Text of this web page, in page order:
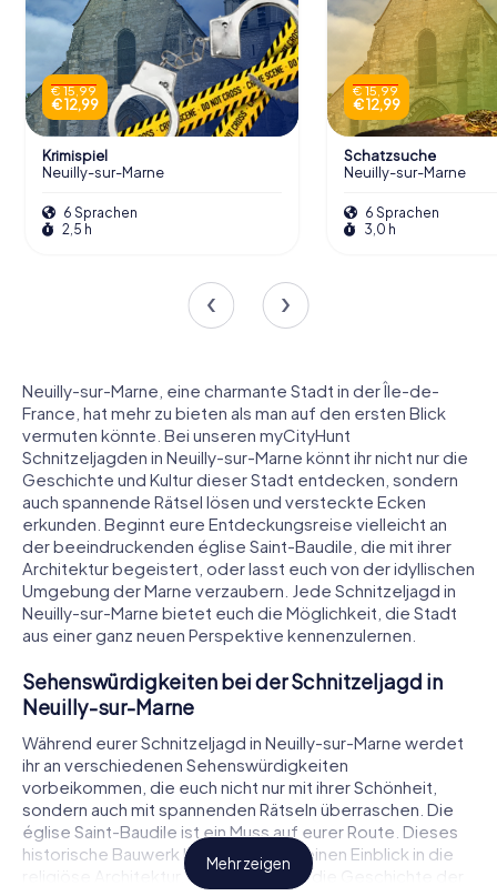
€ 15,99
€ 12,99
Krimispiel
Neuilly-sur-Marne
6 Sprachen
2,5 h
€ 15,99
€ 12,99
Schatzsuche
Neuilly-sur-Marne
6 Sprachen
3,0 h
Neuilly-sur-Marne, eine charmante Stadt in der Île-de-
France, hat mehr zu bieten als man auf den ersten Blick
vermuten könnte. Bei unseren myCityHunt
Schnitzeljagden in Neuilly-sur-Marne könnt ihr nicht nur die
Geschichte und Kultur dieser Stadt entdecken, sondern
auch spannende Rätsel lösen und versteckte Ecken
erkunden. Beginnt eure Entdeckungsreise vielleicht an
der beeindruckenden église Saint-Baudile, die mit ihrer
Architektur begeistert, oder lasst euch von der idyllischen
Umgebung der Marne verzaubern. Jede Schnitzeljagd in
Neuilly-sur-Marne bietet euch die Möglichkeit, die Stadt
aus einer ganz neuen Perspektive kennenzulernen.
Sehenswürdigkeiten bei der Schnitzeljagd in
Neuilly-sur-Marne
Während eurer Schnitzeljagd in Neuilly-sur-Marne werdet
ihr an verschiedenen Sehenswürdigkeiten
vorbeikommen, die euch nicht nur mit ihrer Schönheit,
sondern auch mit spannenden Rätseln überraschen. Die
église Saint-Baudile ist ein Muss auf eurer Route. Dieses
historische Bauwerk bietet nicht nur einen Einblick in die
religiöse Architektur, sondern auch in die Geschichte der
Mehr zeigen